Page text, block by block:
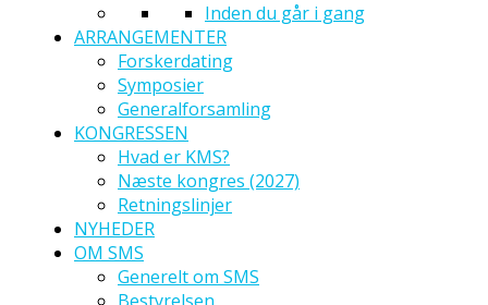
Inden du går i gang
ARRANGEMENTER
Forskerdating
Symposier
Generalforsamling
KONGRESSEN
Hvad er KMS?
Næste kongres (2027)
Retningslinjer
NYHEDER
OM SMS
Generelt om SMS